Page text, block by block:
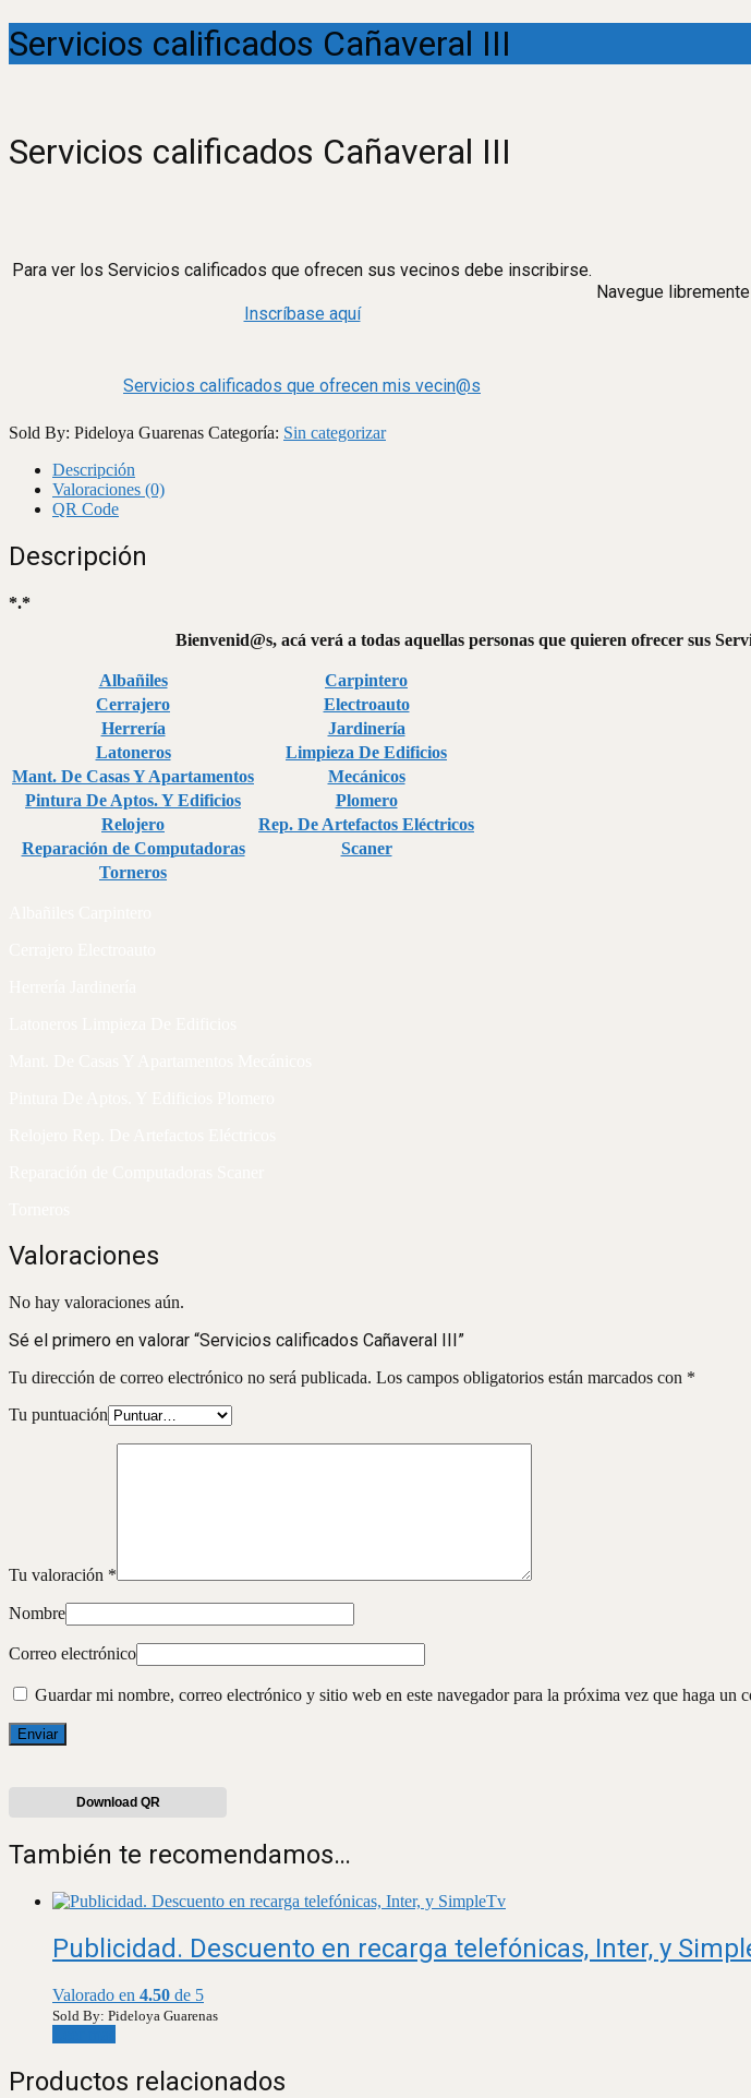
Servicios calificados Cañaveral III
Servicios calificados Cañaveral III
Para ver los Servicios calificados que ofrecen sus vecinos debe inscribirse.
Inscríbase aquí
Navegue
Servicios calificados que ofrecen mis vecin@s
Sold By: Pideloya Guarenas Categoría: Sin categorizar
Descripción
Valoraciones (0)
QR Code
Descripción
*.*
Bienvenid@s, acá verá a todas aquellas personas que quieren ofrecer sus
Albañiles
Carpintero
Cerrajero
Electroauto
Herrería
Jardinería
Latoneros
Limpieza De Edificios
Mant. De Casas Y Apartamentos
Mecánicos
Pintura De Aptos. Y Edificios
Plomero
Relojero
Rep. De Artefactos Eléctricos
Reparación de Computadoras
Scaner
Torneros
Valoraciones
No hay valoraciones aún.
Sé el primero en valorar “Servicios calificados Cañaveral III”
Tu dirección de correo electrónico no será publicada. Los campos obligatorios están marcados con *
Tu puntuación
Tu valoración *
Nombre
Correo electrónico
Guardar mi nombre, correo electrónico y sitio web en este navegador para la próxima vez que haga un
Download QR
También te recomendamos…
Publicidad. Descuento en recarga telefónicas, Inter, y
Valorado en 4.50 de 5
Sold By: Pideloya Guarenas
Productos relacionados